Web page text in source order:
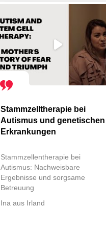
Stammzelltherapie bei
Autismus und genetischen
Erkrankungen
Stammzellentherapie bei
Autismus: Nachweisbare
Ergebnisse und sorgsame
Betreuung
Ina aus Irland